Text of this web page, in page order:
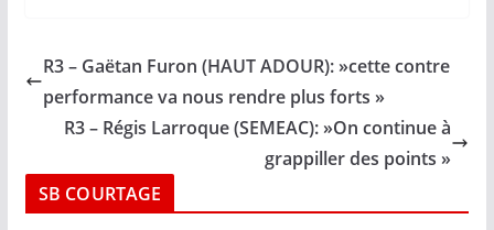
R3 – Gaëtan Furon (HAUT ADOUR): »cette contre
performance va nous rendre plus forts »
R3 – Régis Larroque (SEMEAC): »On continue à
grappiller des points »
SB COURTAGE